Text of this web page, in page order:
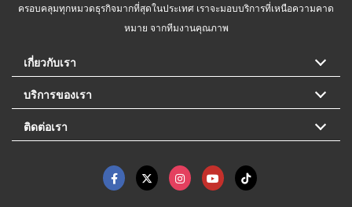
ครอบคลุมทุกหมวดธุรกิจมากที่สุดในประเทศ เราจะมอบบริการที่เหนือความคาด
หมาย จากทีมงานคุณภาพ
เกี่ยวกับเรา
บริการของเรา
ติดต่อเรา